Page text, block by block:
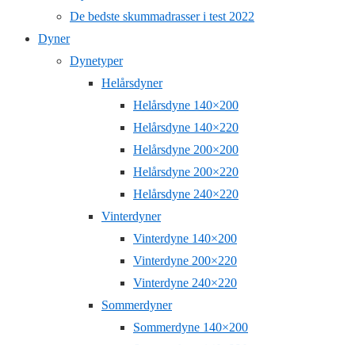
De bedste skummadrasser i test 2022
Dyner
Dynetyper
Helårsdyner
Helårsdyne 140×200
Helårsdyne 140×220
Helårsdyne 200×200
Helårsdyne 200×220
Helårsdyne 240×220
Vinterdyner
Vinterdyne 140×200
Vinterdyne 200×220
Vinterdyne 240×220
Sommerdyner
Sommerdyne 140×200